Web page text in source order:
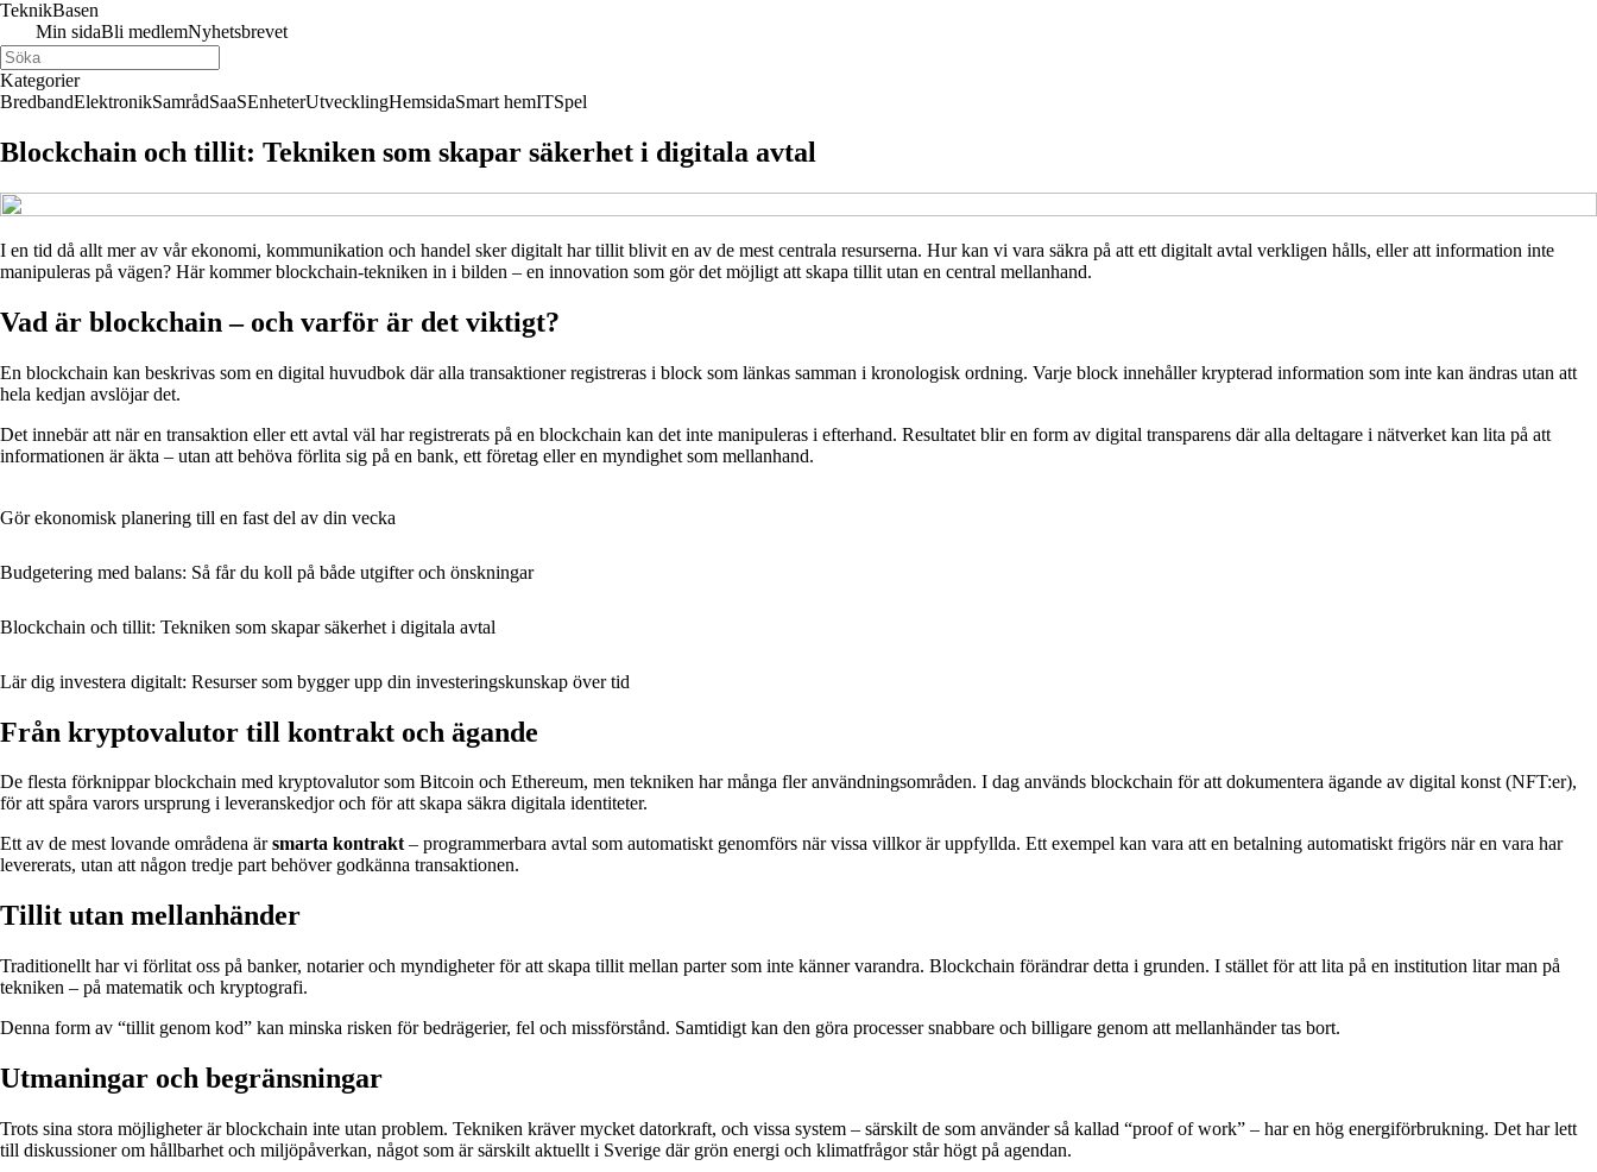
TeknikBasen
Min sidaBli medlemNyhetsbrevet
Kategorier
BredbandElektronikSamrådSaaSEnheterUtvecklingHemsidaSmart hemITSpel
Blockchain och tillit: Tekniken som skapar säkerhet i digitala avtal
I en tid då allt mer av vår ekonomi, kommunikation och handel sker digitalt har tillit blivit en av de mest centrala resurserna. Hur kan vi vara säkra på att ett digitalt avtal verkligen hålls, eller att information inte
manipuleras på vägen? Här kommer blockchain-tekniken in i bilden – en innovation som gör det möjligt att skapa tillit utan en central mellanhand.
Vad är blockchain – och varför är det viktigt?
En blockchain kan beskrivas som en digital huvudbok där alla transaktioner registreras i block som länkas samman i kronologisk ordning. Varje block innehåller krypterad information som inte kan ändras utan att
hela kedjan avslöjar det.
Det innebär att när en transaktion eller ett avtal väl har registrerats på en blockchain kan det inte manipuleras i efterhand. Resultatet blir en form av digital transparens där alla deltagare i nätverket kan lita på att
informationen är äkta – utan att behöva förlita sig på en bank, ett företag eller en myndighet som mellanhand.
Gör ekonomisk planering till en fast del av din vecka
Budgetering med balans: Så får du koll på både utgifter och önskningar
Blockchain och tillit: Tekniken som skapar säkerhet i digitala avtal
Lär dig investera digitalt: Resurser som bygger upp din investeringskunskap över tid
Från kryptovalutor till kontrakt och ägande
De flesta förknippar blockchain med kryptovalutor som Bitcoin och Ethereum, men tekniken har många fler användningsområden. I dag används blockchain för att dokumentera ägande av digital konst (NFT:er),
för att spåra varors ursprung i leveranskedjor och för att skapa säkra digitala identiteter.
Ett av de mest lovande områdena ärsmarta kontrakt– programmerbara avtal som automatiskt genomförs när vissa villkor är uppfyllda. Ett exempel kan vara att en betalning automatiskt frigörs när en vara har
levererats, utan att någon tredje part behöver godkänna transaktionen.
Tillit utan mellanhänder
Traditionellt har vi förlitat oss på banker, notarier och myndigheter för att skapa tillit mellan parter som inte känner varandra. Blockchain förändrar detta i grunden. I stället för att lita på en institution litar man på
tekniken – på matematik och kryptografi.
Denna form av “tillit genom kod” kan minska risken för bedrägerier, fel och missförstånd. Samtidigt kan den göra processer snabbare och billigare genom att mellanhänder tas bort.
Utmaningar och begränsningar
Trots sina stora möjligheter är blockchain inte utan problem. Tekniken kräver mycket datorkraft, och vissa system – särskilt de som använder så kallad “proof of work” – har en hög energiförbrukning. Det har lett
till diskussioner om hållbarhet och miljöpåverkan, något som är särskilt aktuellt i Sverige där grön energi och klimatfrågor står högt på agendan.